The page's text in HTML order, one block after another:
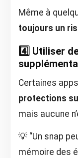
Même à
toujours un
4️⃣ Utiliser
Certaines
protections
mais aucune
💡 “Un snap
mémoire des